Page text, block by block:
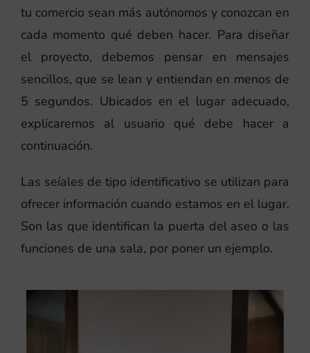
tu comercio sean más autónomos y conozcan en
cada momento qué deben hacer. Para diseñar
el proyecto, debemos pensar en mensajes
sencillos, que se lean y entiendan en menos de
5 segundos. Ubicados en el lugar adecuado,
explicaremos al usuario qué debe hacer a
continuación.
Las seíales de tipo identificativo se utilizan para
ofrecer información cuando estamos en el lugar.
Son las que identifican la puerta del aseo o las
funciones de una sala, por poner un ejemplo.